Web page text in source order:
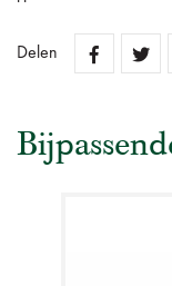
Delen